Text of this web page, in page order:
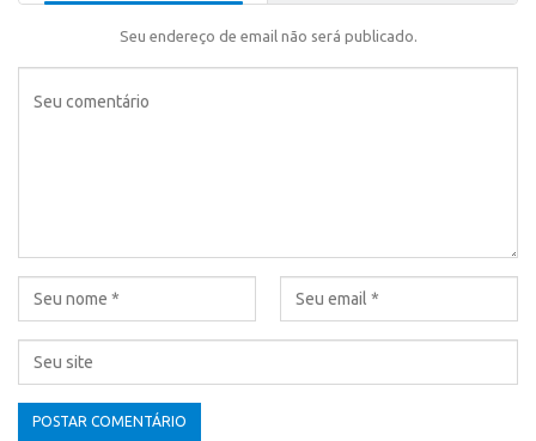
Seu endereço de email não será publicado.